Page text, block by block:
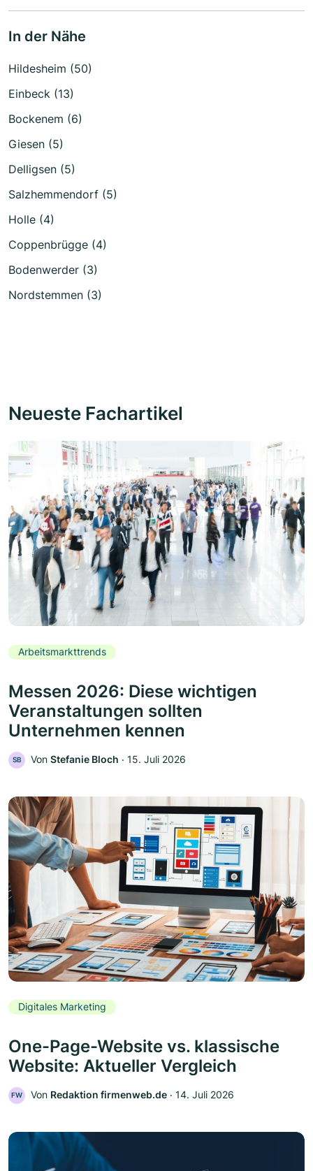
In der Nähe
Hildesheim (50)
Einbeck (13)
Bockenem (6)
Giesen (5)
Delligsen (5)
Salzhemmendorf (5)
Holle (4)
Coppenbrügge (4)
Bodenwerder (3)
Nordstemmen (3)
Neueste Fachartikel
Arbeitsmarkttrends
Messen 2026: Diese wichtigen
Veranstaltungen sollten
Unternehmen kennen
SB Von Stefanie Bloch ‧ 15. Juli 2026
Digitales Marketing
One-Page-Website vs. klassische
Website: Aktueller Vergleich
FW Von Redaktion firmenweb.de ‧ 14. Juli 2026